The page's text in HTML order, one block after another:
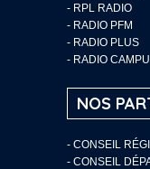
- RPL RADIO
- RADIO PFM
- RADIO PLUS
- RADIO
NOS
- CONSEIL
- CONSEIL